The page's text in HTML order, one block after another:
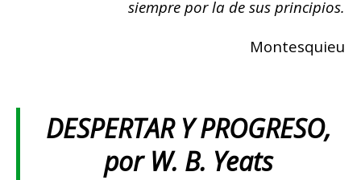
siempre por la de sus principios.
Montesquieu
DESPERTAR Y PROGRESO,
por W. B. Yeats